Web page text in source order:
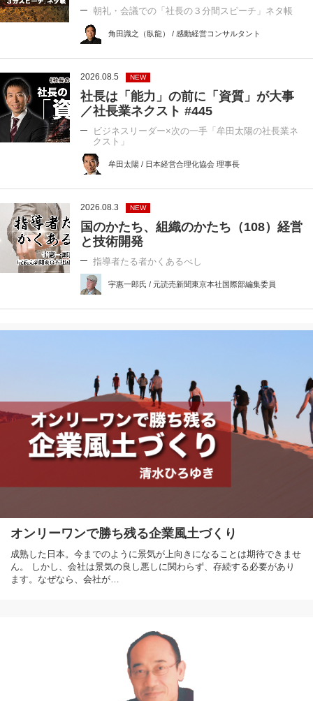
朝礼・会議での「社長の３分間スピーチ」ネタ帳
角田識之（臥龍） / 感動経営コンサルタント
2026.08.5 NEW
社長は「能力」の前に「資質」が大事
／社長業ネクスト #445
ビジネスリーダー×次の一手「牟田太陽の社長業ネ
クスト」
牟田太陽 / 日本経営合理化協会 理事長
2026.08.3 NEW
国のかたち、組織のかたち（108）経営
と技術開発
指導者たる者かくあるべし
宇惠一郎氏 / 元読売新聞東京本社国際部編集委員
オンリーワンで勝ち残る企業風土づくり
成熟した日本。今までのように景気が上向きになることは期待できませ
ん。 しかし、会社は景気の良し悪しに関わらず、存続する必要があり
ます。なぜなら、会社が…